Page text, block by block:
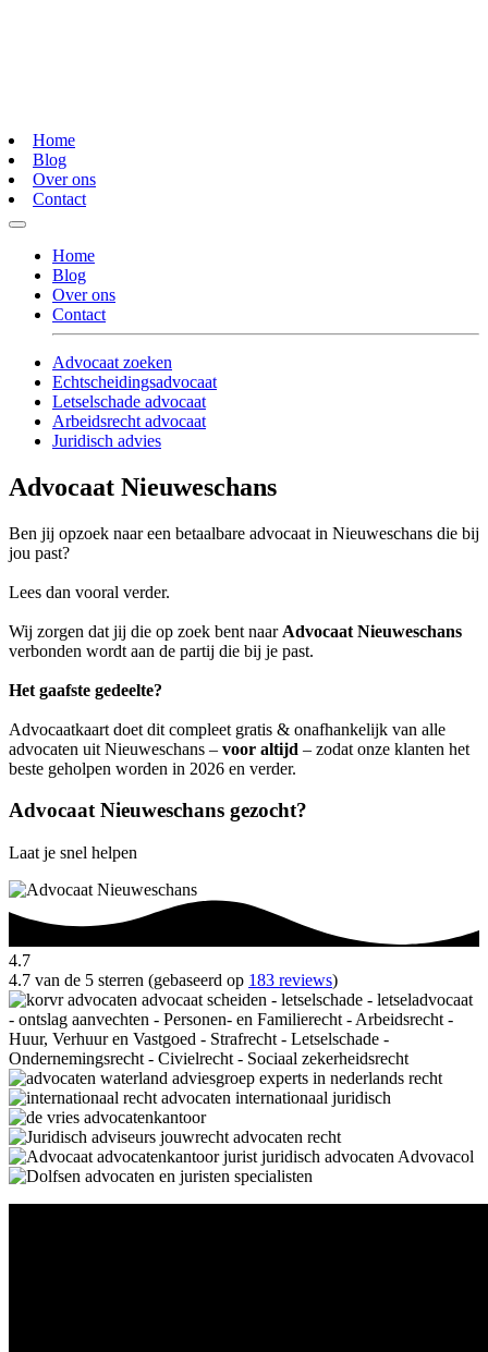
Home
Blog
Over ons
Contact
Home
Blog
Over ons
Contact
Advocaat zoeken
Echtscheidingsadvocaat
Letselschade advocaat
Arbeidsrecht advocaat
Juridisch advies
Advocaat Nieuweschans
Ben jij opzoek naar een betaalbare advocaat in Nieuweschans die bij
jou past?
Lees dan vooral verder.
Wij zorgen dat jij die op zoek bent naar Advocaat Nieuweschans
verbonden wordt aan de partij die bij je past.
Het gaafste gedeelte?
Advocaatkaart doet dit compleet gratis & onafhankelijk van alle
advocaten uit Nieuweschans – voor altijd – zodat onze klanten het
beste geholpen worden in 2026 en verder.
Advocaat Nieuweschans gezocht?
Laat je snel helpen
4.7
4.7 van de 5 sterren (gebaseerd op 183 reviews)